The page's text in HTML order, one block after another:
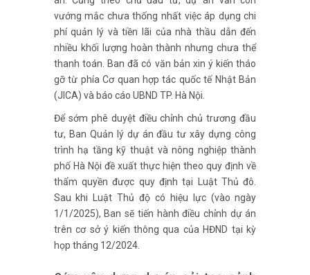
vướng mắc chưa thống nhất việc áp dụng chi
phí quản lý và tiền lãi của nhà thầu dẫn đến
nhiều khối lượng hoàn thành nhưng chưa thể
thanh toán. Ban đã có văn bản xin ý kiến tháo
gỡ từ phía Cơ quan hợp tác quốc tế Nhật Bản
(JICA) và báo cáo UBND TP. Hà Nội.
Để sớm phê duyệt điều chỉnh chủ trương đầu
tư, Ban Quản lý dự án đầu tư xây dựng công
trình hạ tầng kỹ thuật và nông nghiệp thành
phố Hà Nội đề xuất thực hiện theo quy định về
thẩm quyền được quy định tại Luật Thủ đô.
Sau khi Luật Thủ độ có hiệu lực (vào ngày
1/1/2025), Ban sẽ tiến hành điều chỉnh dự án
trên cơ sở ý kiến thông qua của HĐND tại kỳ
họp tháng 12/2024.